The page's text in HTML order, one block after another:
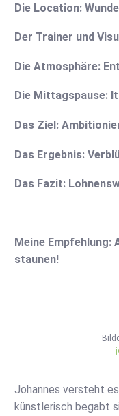
Die Location:
Der Trainer und
Die Atmosphäre:
Die Mittagspause:
Das Ziel:
Das Ergebnis:
Das Fazit:
Meine Empfehlung:
staunen!
Johannes versteht
künstlerisch begabt